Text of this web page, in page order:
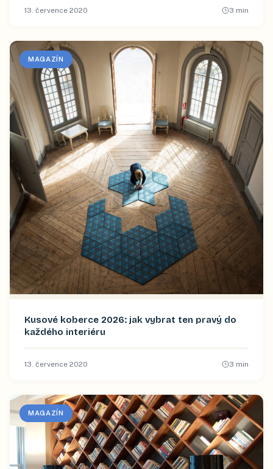
13. července 2020 3 min
MAGAZÍN
Kusové koberce 2026: jak vybrat ten pravý do
každého interiéru
13. července 2020 3 min
MAGAZÍN